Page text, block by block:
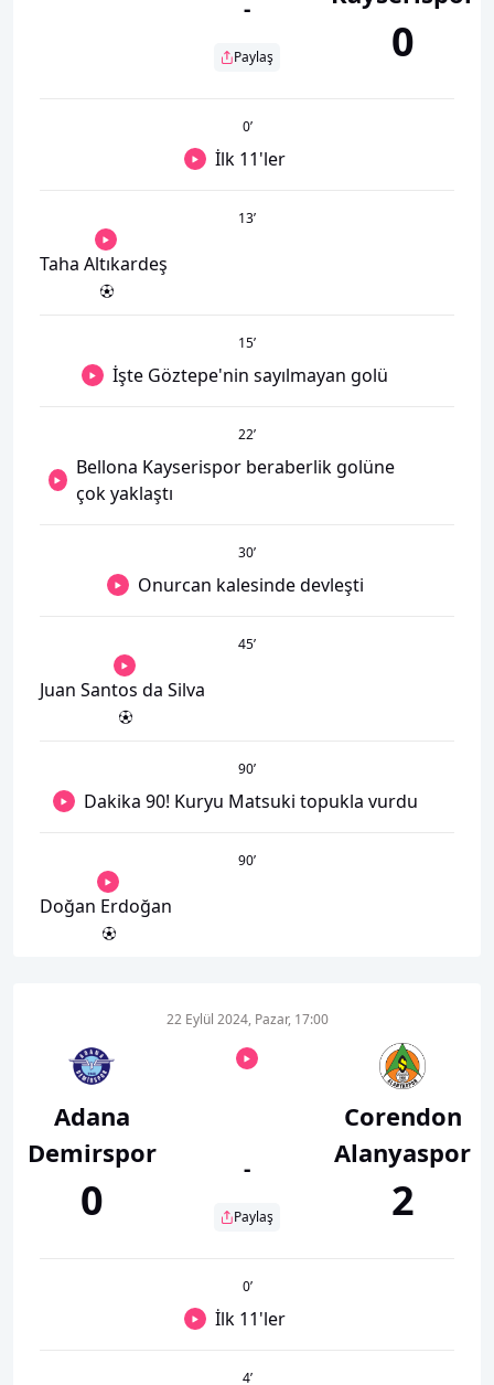
-
Paylaş 0
0’
İlk 11'ler
13’
Taha Altıkardeş
15’
İşte Göztepe'nin sayılmayan golü
22’
Bellona Kayserispor beraberlik golüne
çok yaklaştı
30’
Onurcan kalesinde devleşti
45’
Juan Santos da Silva
90’
Dakika 90! Kuryu Matsuki topukla vurdu
90’
Doğan Erdoğan
Adana
Demirspor
0
22 Eylül 2024, Pazar, 17:00
-
Paylaş
Corendon
Alanyaspor
2
0’
İlk 11'ler
4’